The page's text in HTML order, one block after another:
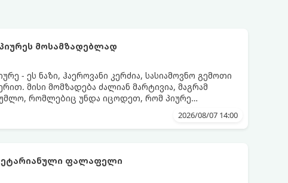
მოსამზადებლად
- ეს ნაზი, ჰაეროვანი კერძია, სასიამოვნო გემოთი
მისი მომზადება ძალიან მარტივია, მაგრამ
რომლებიც უნდა იცოდეთ, რომ პიურე
2026/08/07 14:00
ფალაფელი